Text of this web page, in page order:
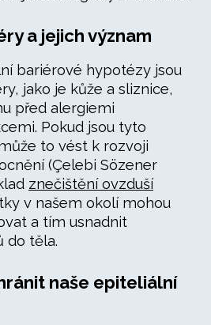
a jejich význam
bariérové hypotézy jsou
jako je kůže a sliznice,
před alergiemi
Pokud jsou tyto
to vést k rozvoji
(Çelebi Sözener
znečištění ovzduší
v našem okolí mohou
a tím usnadnit
do těla.
naše epiteliální